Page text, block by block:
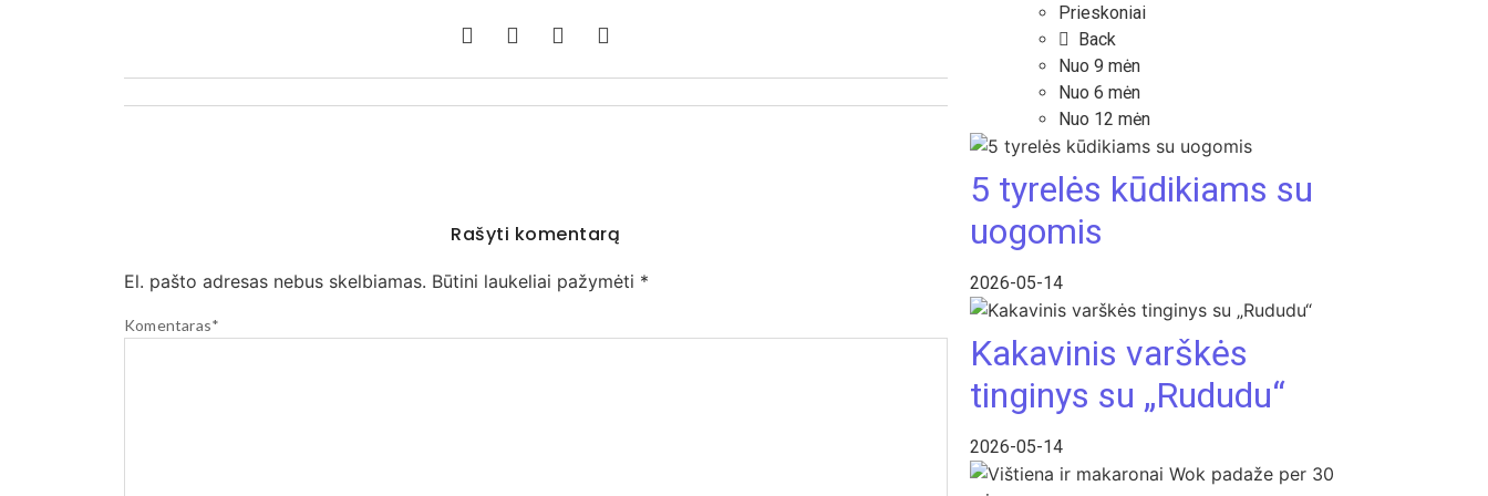
Rašyti komentarą
El. pašto adresas nebus skelbiamas. Būtini laukeliai pažymėti *
Komentaras*
Prieskoniai
Back
Nuo 9 mėn
Nuo 6 mėn
Nuo 12 mėn
5 tyrelės kūdikiams su
uogomis
2026-05-14
Kakavinis varškės
tinginys su „Rududu“
2026-05-14